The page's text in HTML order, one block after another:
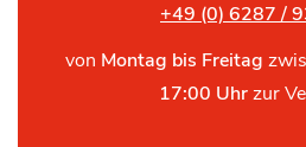
+49 (0) 6287 /
von Montag bis Freitag
17:00 Uhrzur